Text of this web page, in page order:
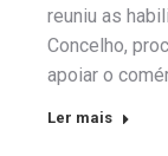
reuniu as
Concelho,
apoiar o
Ler mais